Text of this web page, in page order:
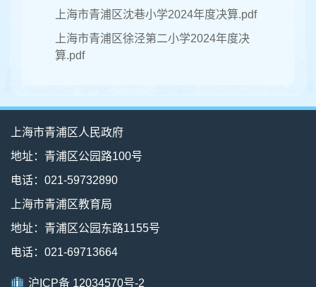
上海市青浦区沈巷小学2024年度决算.pdf
上海市青浦区徐泾第二小学2024年度决
算.pdf
上海市青浦区人民政府
地址：青浦区公园路100号
电话：021-59732890
上海市青浦区教育局
地址：青浦区公园东路1155号
电话：021-69713664
沪ICP备 12034570号-2